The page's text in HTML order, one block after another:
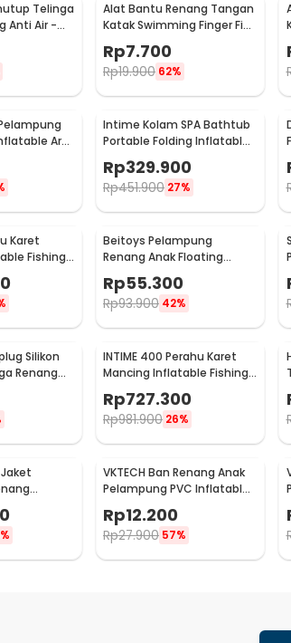
Telinga
Anti Air -
Alat Bantu Renang Tangan
Katak Swimming Finger Fin
Silicone Size M - HW700
Rp7.700
Rp19.900 62%
Arm
- SX001
Intime Kolam SPA Bathtub
Portable Folding Inflatable
160x84x64cm - YT-038B
Rp329.900
Rp451.900 27%
Karet
Fishing
Beitoys Pelampung
Renang Anak Floating
Swimming Vest - HW160
Rp55.300
Rp93.900 42%
Silikon
Renang
INTIME 400 Perahu Karet
Mancing Inflatable Fishing
Boat 4 Person - YT-099
Rp727.300
Rp981.900 26%
Jaket
Water
38
VKTECH Ban Renang Anak
Pelampung PVC Inflatable
Swimming Ring 60cm - V03
Rp12.200
Rp27.900 57%